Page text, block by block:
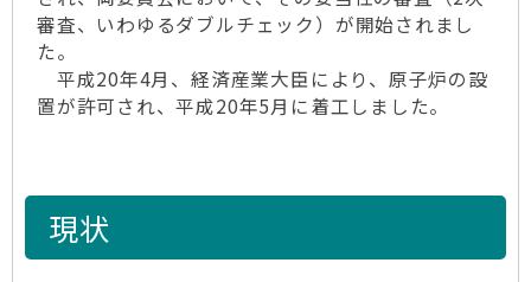
審査、いわゆるダブルチェック）が開始されまし
た。
平成20年4月、経済産業大臣により、原子炉の設
置が許可され、平成20年5月に着工しました。
現状